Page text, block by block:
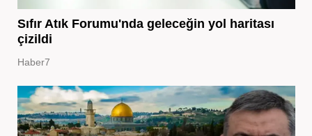
Sıfır Atık Forumu'nda geleceğin yol haritası
çizildi
Haber7